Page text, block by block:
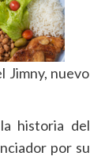
Jimny, nuevo
historia del
por su